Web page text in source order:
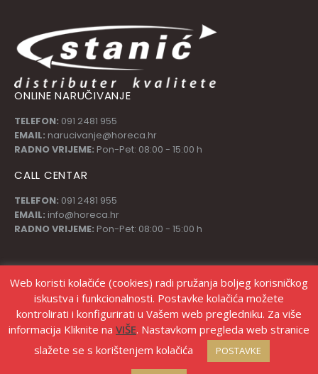
ONLINE NARUČIVANJE
TELEFON: 091 2481 955
EMAIL: narucivanje@horeca.hr
RADNO VRIJEME: Pon-Pet: 08:00 - 15:00 h
CALL CENTAR
TELEFON: 091 2481 955
EMAIL: info@horeca.hr
RADNO VRIJEME: Pon-Pet: 08:00 - 15:00 h
Izrada web shopa Marketing strategije
Web koristi kolačiće (cookies) radi pružanja boljeg korisničkog
iskustva i funkcionalnosti. Postavke kolačića možete
kontrolirati i konfigurirati u Vašem web pregledniku. Za više
informacija Kliknite na VIŠE. Nastavkom pregleda web stranice
slažete se s korištenjem kolačića
POSTAVKE